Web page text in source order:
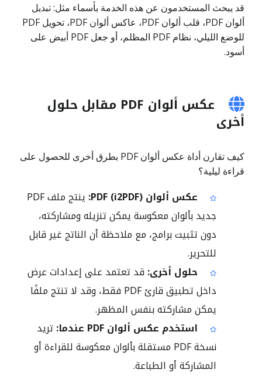
قد يبحث المستخدمون عن هذه الخدمة بأسماء مثل: تبديل
ألوان PDF، قلب ألوان PDF، عاكس ألوان PDF، تحويل PDF
للوضع الليلي، نظام PDF المظلم، أو جعل PDF أبيض على
أسود.
عكس ألوان PDF مقابل حلول
أخرى
كيف تقارن أداة عكس ألوان PDF بطرق أخرى للحصول على
قراءة ليلية؟
عكس ألوان PDF (i2PDF):
ينتج ملف PDF
جديد بألوان معكوسة يمكن تنزيله ومشاركته،
دون تثبيت برامج، مع ملاحظة أن الناتج غير قابل
للتحرير.
حلول أخرى: قد تعتمد على إعدادات عرض
داخل تطبيق قارئ PDF فقط، وقد لا تنتج ملفًا
يمكن مشاركته بنفس المظهر.
استخدم عكس ألوان PDF عندما:
تريد
نسخة PDF مستقلة بألوان معكوسة للقراءة أو
المشاركة أو الطباعة.